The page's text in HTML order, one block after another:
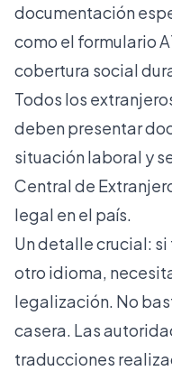
documentación
como el formulario
cobertura social
Todos los
debenpresentar
situación laboral y
Central de
legal en el país.
Un detalle crucial:
otro idioma,
legalización. No
casera. Las
traducciones